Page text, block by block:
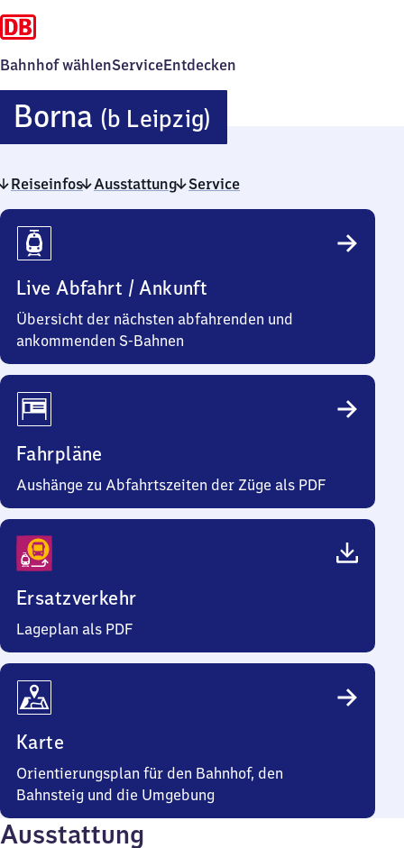
Bahnhof wählenServiceEntdecken
Borna (b Leipzig)
(bei
Leipzig)
Reiseinfos Ausstattung Service
Reiseinfos
Live Abfahrt / Ankunft
Übersicht der nächsten abfahrenden und
ankommenden S-Bahnen
Fahrpläne
Aushänge zu Abfahrtszeiten der Züge als PDF
Ersatzverkehr
Lageplan als PDF
Karte
Orientierungsplan für den Bahnhof, den
Bahnsteig und die Umgebung
Ausstattung